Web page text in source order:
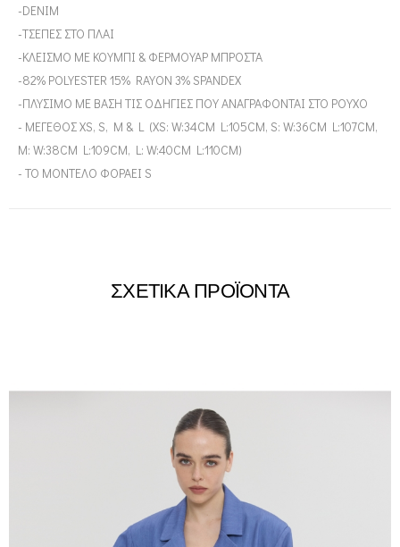
-DENIM
-ΤΣΕΠΕΣ ΣΤΟ ΠΛΑΙ
-ΚΛΕΙΣΜΟ ΜΕ ΚΟΥΜΠΙ & ΦΕΡΜΟΥΑΡ ΜΠΡΟΣΤΑ
-82% POLYESTER 15% RAYON 3% SPANDEX
-ΠΛΥΣΙΜΟ ΜΕ ΒΑΣΗ ΤΙΣ ΟΔΗΓΙΕΣ ΠΟΥ ΑΝΑΓΡΑΦΟΝΤΑΙ ΣΤΟ ΡΟΥΧΟ
- ΜΕΓΕΘΟΣ XS, S, M & L (XS: W:34CM L:105CM, S: W:36CM L:107CM,
M: W:38CM L:109CM, L: W:40CM L:110CM)
- ΤΟ ΜΟΝΤΕΛΟ ΦΟΡΑΕΙ S
ΣΧΕΤΙΚΑ ΠΡΟΪΟΝΤΑ